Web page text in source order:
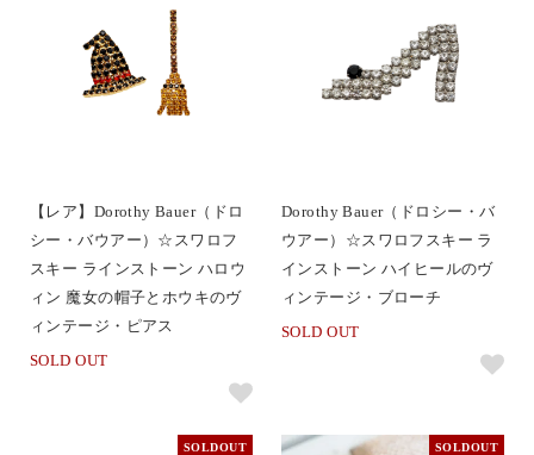
【レア】Dorothy Bauer（ドロ
シー・バウアー）☆スワロフ
スキー ラインストーン ハロウ
ィン 魔女の帽子とホウキのヴ
ィンテージ・ピアス
SOLD OUT
Dorothy Bauer（ドロシー・バ
ウアー）☆スワロフスキー ラ
インストーン ハイヒールのヴ
ィンテージ・ブローチ
SOLD OUT
SOLDOUT SOLDOUT